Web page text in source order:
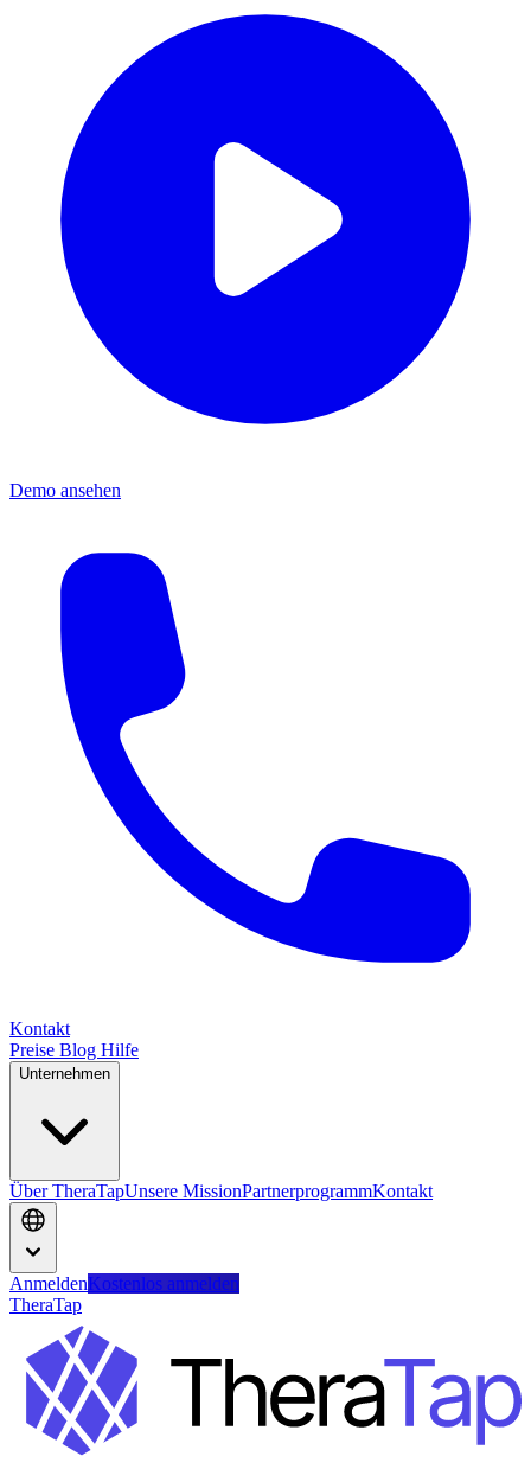
Demo ansehen
Kontakt
Preise Blog Hilfe
Unternehmen
Über TheraTapUnsere MissionPartnerprogrammKontakt
AnmeldenKostenlos anmelden
TheraTap